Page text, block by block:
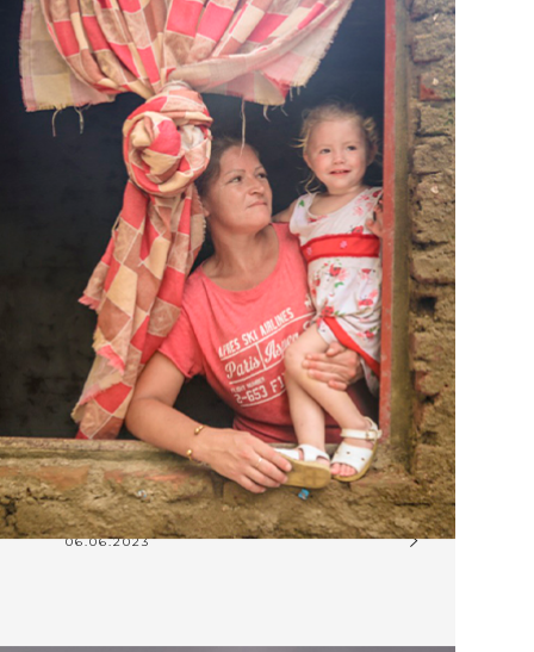
06.06.2023